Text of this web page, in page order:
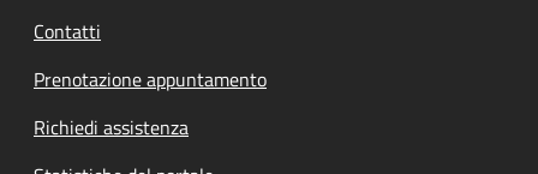
Contatti
Prenotazione appuntamento
Richiedi assistenza